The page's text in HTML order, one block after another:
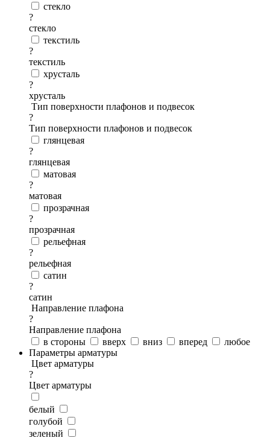
стекло
?
стекло
текстиль
?
текстиль
хрусталь
?
хрусталь
Тип поверхности плафонов и подвесок
?
Тип поверхности плафонов и подвесок
глянцевая
?
глянцевая
матовая
?
матовая
прозрачная
?
прозрачная
рельефная
?
рельефная
сатин
?
сатин
Направление плафона
?
Направление плафона
в стороны
вверх вниз вперед
любое
Параметры арматуры
Цвет арматуры
?
Цвет арматуры
белый
голубой
зеленый